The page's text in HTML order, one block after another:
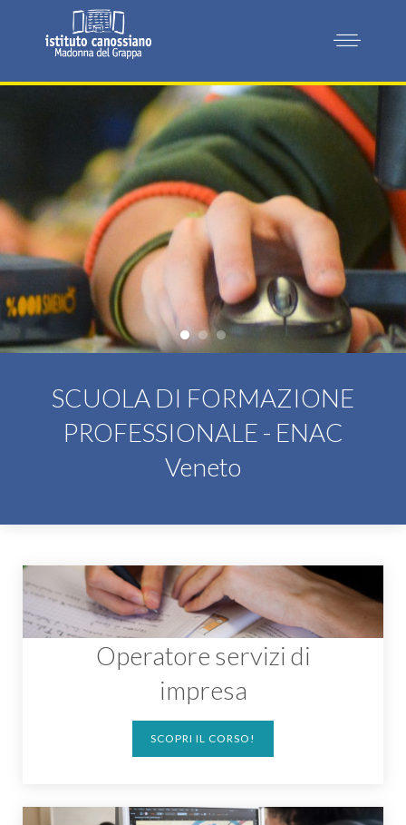
SCUOLA DI FORMAZIONE
SCUOLA DI FORMAZIONE
SCUOLA DI FORMAZIONE
SCUOLA DI FORMAZIONE
PROFESSIONALE - ENAC
Veneto
Operatore servizi di
impresa
SCOPRI IL CORSO!